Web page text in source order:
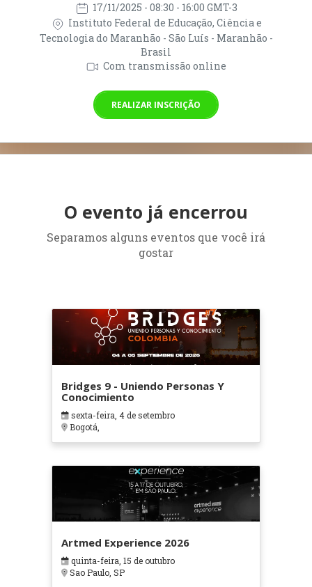
17/11/2025 - 08:30 - 16:00 GMT-3
Instituto Federal de Educação, Ciência e
Tecnologia do Maranhão - São Luís - Maranhão -
Brasil
Com transmissão online
REALIZAR INSCRIÇÃO
O evento já encerrou
Separamos alguns eventos que você irá
gostar
Bridges 9 - Uniendo Personas Y
Conocimiento
sexta-feira, 4 de setembro
Bogotá,
Artmed Experience 2026
quinta-feira, 15 de outubro
Sao Paulo, SP